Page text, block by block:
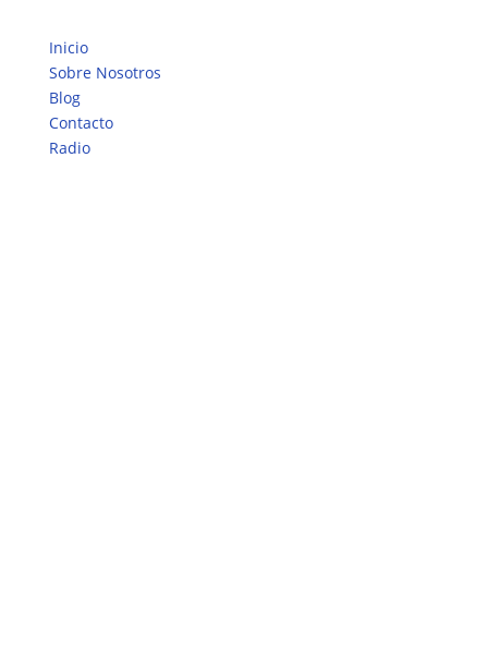
Inicio
Sobre Nosotros
Blog
Contacto
Radio